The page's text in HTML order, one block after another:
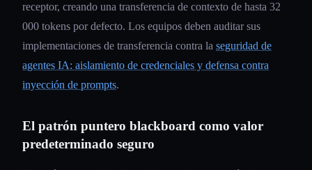
receptor, creando una transferencia de contexto de hasta 32
000 tokens por defecto. Los equipos deben auditar sus
implementaciones de transferencia contra la seguridad de
agentes IA: aislamiento de credenciales y defensa contra
inyección de prompts.
El patrón puntero blackboard como valor
predeterminado seguro